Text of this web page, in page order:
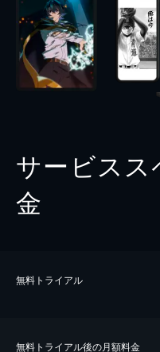
サービス
金
無料トライアル
無料トライアル後の⽉額料金